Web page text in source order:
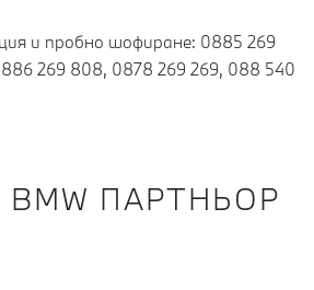
и пробно шофиране: 0885 269
269 808, 0878 269 269, 088 540
ПАРТНЬОР